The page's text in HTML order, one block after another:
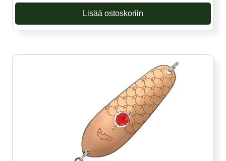
Lisää ostoskoriin